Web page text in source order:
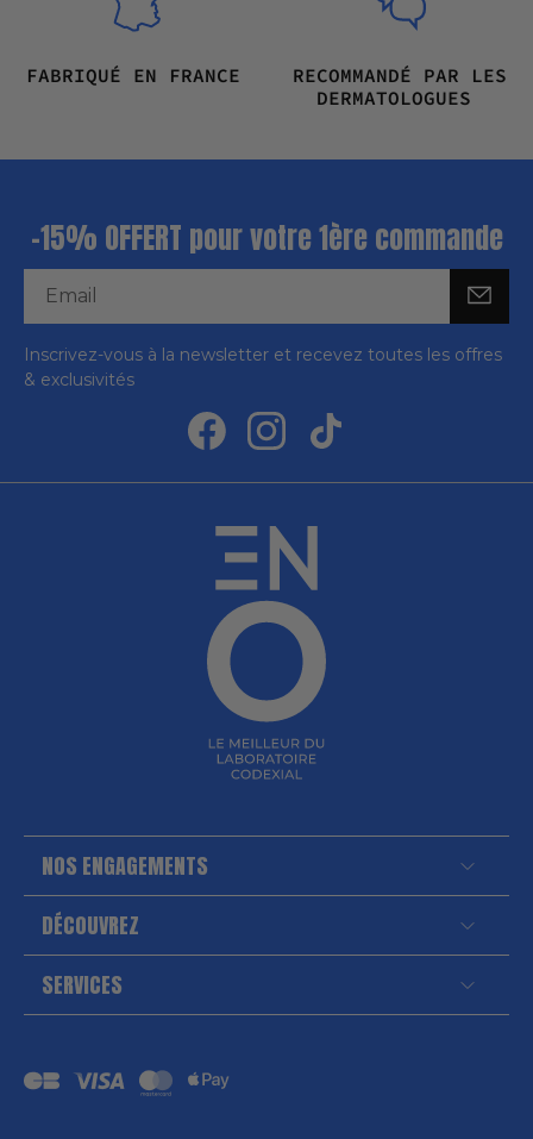
FABRIQUÉ EN FRANCE
RECOMMANDÉ PAR LES
DERMATOLOGUES
-15% OFFERT pour votre 1ère commande
Inscrivez-vous à la newsletter et recevez toutes les offres
& exclusivités
NOS ENGAGEMENTS
DÉCOUVREZ
SERVICES